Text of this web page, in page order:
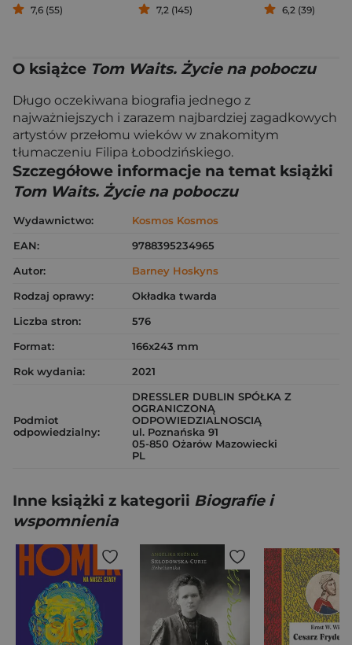
7,6 (55) 7,2 (145) 6,2 (39)
O książce Tom Waits. Życie na poboczu
Długo oczekiwana biografia jednego z
najważniejszych i zarazem najbardziej zagadkowych
artystów przełomu wieków w znakomitym
tłumaczeniu Filipa Łobodzińskiego.
Szczegółowe informacje na temat książki
Tom Waits. Życie na poboczu
Wydawnictwo:
Kosmos Kosmos
EAN:
9788395234965
Autor:
Barney Hoskyns
Rodzaj oprawy:
Okładka twarda
Liczba stron:
576
Format:
166x243 mm
Rok wydania:
2021
Podmiot
odpowiedzialny:
DRESSLER DUBLIN SPÓŁKA Z
OGRANICZONĄ
ODPOWIEDZIALNOSCIĄ
ul. Poznańska 91
05-850 Ożarów Mazowiecki
PL
Inne książki z kategorii Biografie i
wspomnienia